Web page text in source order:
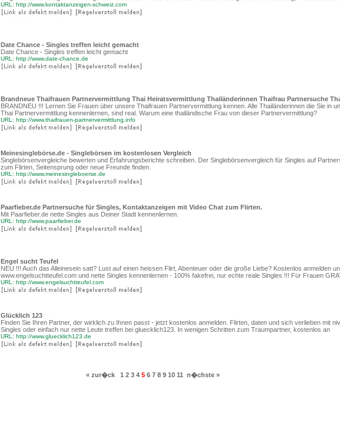
URL: http://www.kontaktanzeigen-schweiz.com
Date Chance - Singles treffen leicht gemacht
Date Chance - Singles treffen leicht gemacht
URL: http://www.date-chance.de
Brandneue Thaifrauen Partnervermittlung Thai Heiratsvermittlung Thailänderinnen Thaifrau Partnersuche
BRANDNEU !!! Lernen Sie Frauen über unsere Thaifrauen Partnervermittlung kennen. Alle Thailänderinnen die Sie in
Thai Partnervermittlung kennenlernen, sind real. Warum eine thailändische Frau von dieser Partnervermittlung?
URL: http://www.thaifrauen-partnervermittlung.info
Meinesinglebörse.de - Singlebörsen im kostenlosen Vergleich
Singlebörsenvergleiche bewerten und Erfahrungsberichte schreiben. Der Singlebörsenvergleich für Singles auf
zum Flirten, Seitensprung oder neue Freunde finden.
URL: http://www.meinesingleboerse.de
Paarfieber.de Partnersuche für Singles, Kontaktanzeigen mit Video Chat zum Flirten.
Mit Paarfieber.de nette Singles aus Deiner Stadt kennenlernen.
URL: http://www.paarfieber.de
Engel sucht Teufel
NEU !!! Auch das Alleinesein satt? Lust auf einen heissen Flirt, Abenteuer oder die große Liebe? Kostenlos anmelden
www.engelsuchtteufel.com und nette Singles kennenlernen - 100% fakefrei, nur echte reale Singles !!! Für Frauen
URL: http://www.engelsuchtteufel.com
Glücklich 123
Finden Sie Ihren Partner, der wirklich zu Ihnen passt - jetzt kostenlos anmelden. Flirten, daten und sich verlieben mit
Singles oder einfach nur nette Leute treffen bei gluecklich123. In wenigen Schritten zum Traumpartner, kostenlos an
URL: http://www.gluecklich123.de
« zur�ck 1 2 3 4 5 6 7 8 9 10 11 n�chste »